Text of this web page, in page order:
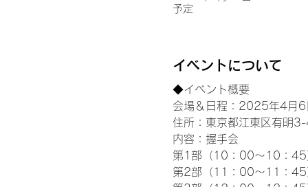
予定
イベントについて
◆イベント概要
会場＆日程：2025年4月
住所：東京都江東区有明
内容：握手会
第1部（10：00～10：
第2部（11：00～11：45